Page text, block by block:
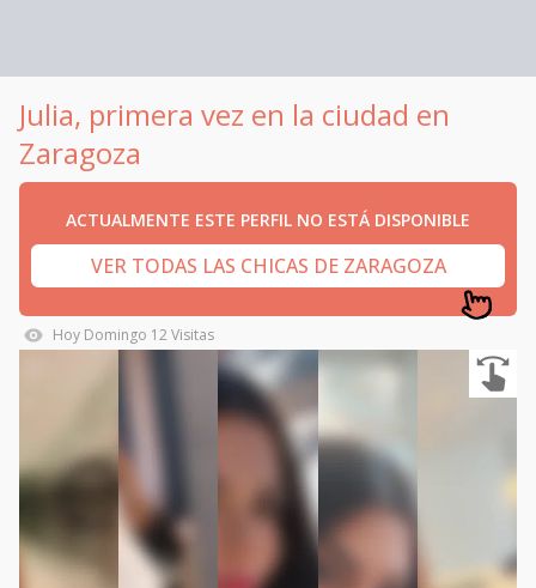
Julia, primera vez en la ciudad en
Zaragoza
ACTUALMENTE ESTE PERFIL NO ESTÁ DISPONIBLE
VER TODAS LAS CHICAS DE ZARAGOZA
Hoy Domingo 12 Visitas